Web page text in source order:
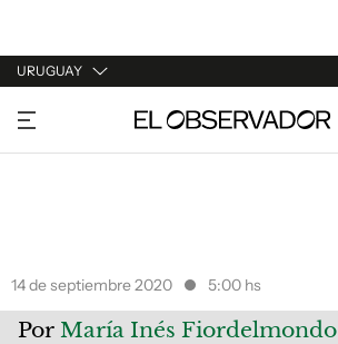
URUGUAY
URUGUAY
ARGENTINA
14 de septiembre 2020 5:00 hs
Por María Inés Fiordelmondo